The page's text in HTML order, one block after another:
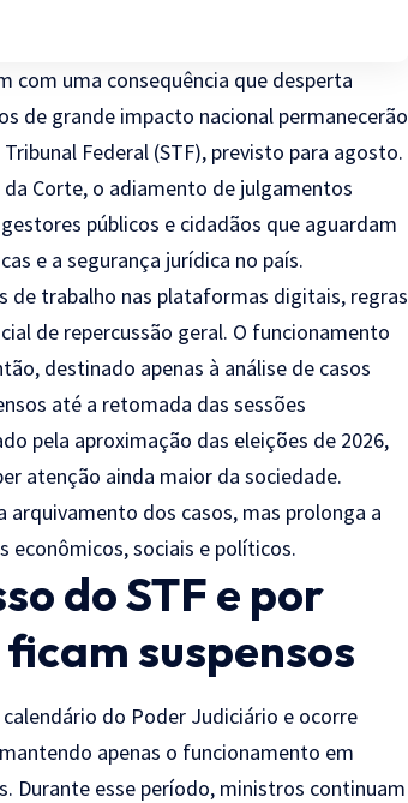
com uma consequência que desperta
de grande impacto nacional permanecerão
Federal (STF), previsto para agosto.
Corte, o adiamento de julgamentos
públicos e cidadãos que aguardam
e a segurança jurídica no país.
de trabalho nas plataformas digitais, regras
de repercussão geral. O funcionamento
destinado apenas à análise de casos
até a retomada das sessões
pela aproximação das eleições de 2026,
atenção ainda maior da sociedade.
dos casos, mas prolonga a
econômicos, sociais e políticos.
do STF e por
suspensos
do Poder Judiciário e ocorre
apenas o funcionamento em
Durante esse período, ministros continuam